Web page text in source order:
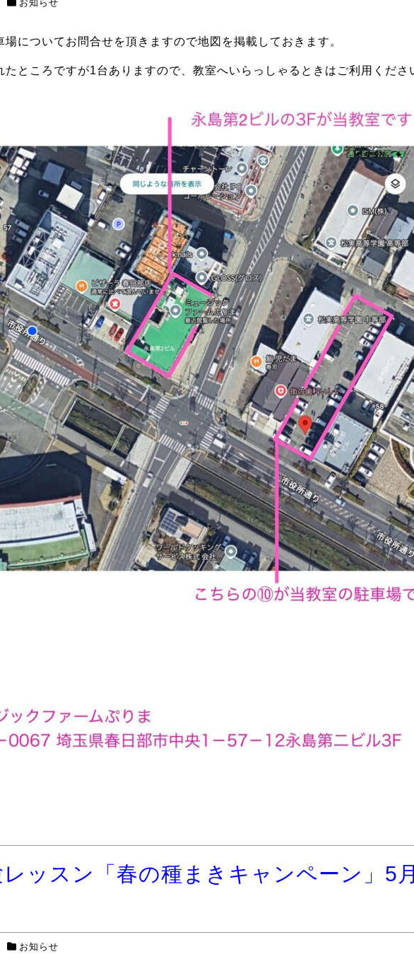
お知らせ
場についてお問合せを頂きますので地図を掲載しておきます。
たところですが1台ありますので、教室へいらっしゃるときはご利用くださ
レッスン「春の種まきキャンペーン」5
お知らせ